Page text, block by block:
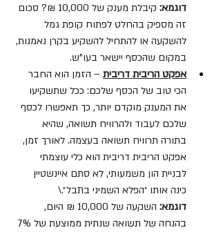
דוגמא:
קיבלת מענק של 10,000 ₪? סכום
זה מספיק בהחלט לפתוח קופת גמל
להשקעה או להתחיל להשקיע בקרן נאמנות,
במקום שהכסף יישאר בעו"ש.
אפקט הריבית דריבית – הזמן הוא החבר
הכי טוב של הכסף שלכם: ככל שתשקיעו
את המענק מוקדם יותר, כך תאפשרו לכסף
שלכם לעבוד ולהרוויח תשואה, שהיא
בתורה תרוויח תשואה בעצמה. לאורך זמן,
אפקט הריבית דריבית הוא כלי עוצמתי
לבניית הון משמעותי, לא סתם איינשטיין
כינה אותו ״הפלא השמיני בתבל״.\
דוגמא:
השקעה של 10,000 ₪ היום,